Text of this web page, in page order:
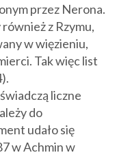
przez Nerona.
również z Rzymu,
w więzieniu,
Tak więc list
liczne
do
udało się
w Achmin w